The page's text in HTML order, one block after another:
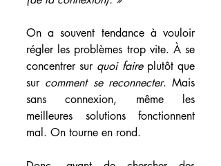
On a souvent tendance à vouloir
régler les problèmes trop vite. À se
concentrer sur quoi faire plutôt que
sur comment se reconnecter. Mais
sans connexion, même les
meilleures solutions fonctionnent
mal. On tourne en rond.